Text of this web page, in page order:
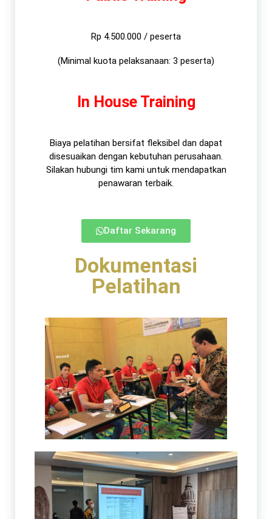
Rp 4.500.000 / peserta
(Minimal kuota pelaksanaan: 3 peserta)
In House Training
Biaya pelatihan bersifat fleksibel dan dapat
disesuaikan dengan kebutuhan perusahaan.
Silakan hubungi tim kami untuk mendapatkan
penawaran terbaik.​
Daftar Sekarang
Dokumentasi
Pelatihan